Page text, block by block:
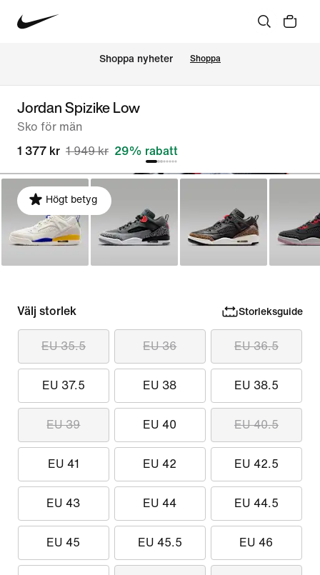
Shoppa nyheter Shoppa
Jordan Spizike Low
Sko för män
1 377 kr 1 949 kr 29% rabatt
Högt betyg
Välj storlek Storleksguide
EU 35.5 EU 36 EU 36.5
EU 37.5 EU 38 EU 38.5
EU 39 EU 40 EU 40.5
EU 41 EU 42 EU 42.5
EU 43 EU 44 EU 44.5
EU 45 EU 45.5 EU 46